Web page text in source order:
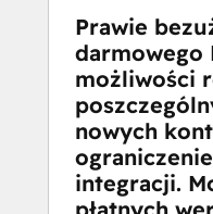
Prawie
darmowego
możliwości
nowych
integracji.